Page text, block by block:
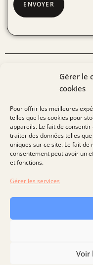
Gérer le
cookies
Pour offrir les meilleures
telles que les cookies pour
appareils. Le fait de
traiter des données telles
uniques sur ce site. Le fait
consentement peut avoir un
et fonctions.
Gérer les services
Voir
Toujours curieux de
d’adresser de nouveaux
avec vous sur vos sujets